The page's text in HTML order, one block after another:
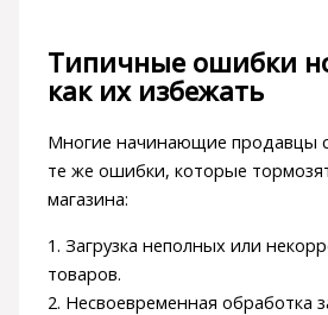
Типичные ошибки
как их избежать
Многие начинающие продавцы
те же ошибки, которые
магазина:
1. Загрузка неполных или
товаров.
2. Несвоевременная обработка